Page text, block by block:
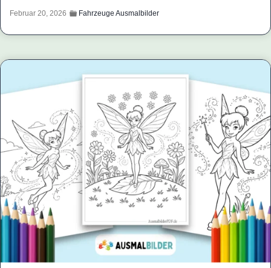
Februar 20, 2026 Fahrzeuge Ausmalbilder